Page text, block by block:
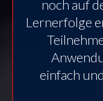
noch auf
Lernerfolge
einfach